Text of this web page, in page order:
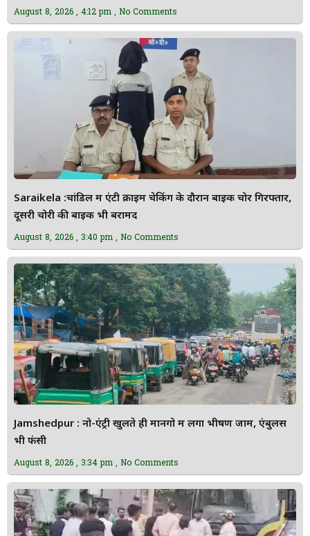
August 8, 2026 4:12 pm No Comments
Saraikela :चांडिल में एंटी क्राइम चेकिंग के दौरान बाइक चोर गिरफ्तार,
दूसरी चोरी की बाइक भी बरामद
August 8, 2026 3:40 pm No Comments
Jamshedpur : नो-एंट्री खुलते ही मानगो में लगा भीषण जाम, एंबुलेंस
भी फंसी
August 8, 2026 3:34 pm No Comments